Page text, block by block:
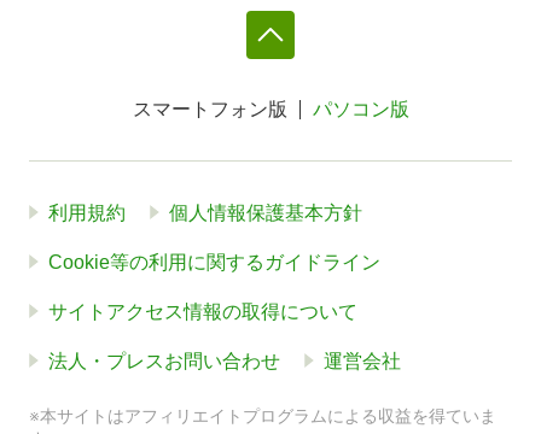
スマートフォン版 パソコン版
利用規約 個人情報保護基本方針
Cookie等の利用に関するガイドライン
サイトアクセス情報の取得について
法人・プレスお問い合わせ 運営会社
※本サイトはアフィリエイトプログラムによる収益を得ていま